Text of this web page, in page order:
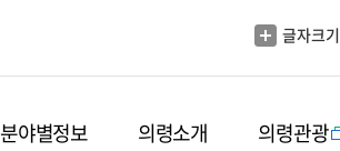
글자크기
분야별정보 의령소개 의령관광